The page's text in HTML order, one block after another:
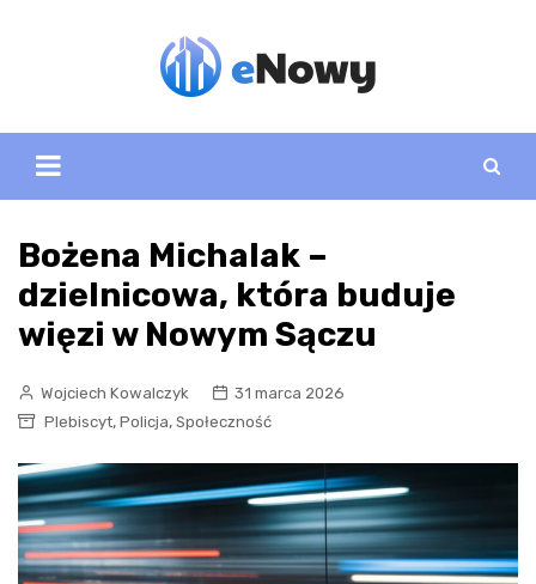
Bożena Michalak –
dzielnicowa, która buduje
więzi w Nowym Sączu
Wojciech Kowalczyk
31 marca 2026
Plebiscyt, Policja, Społeczność